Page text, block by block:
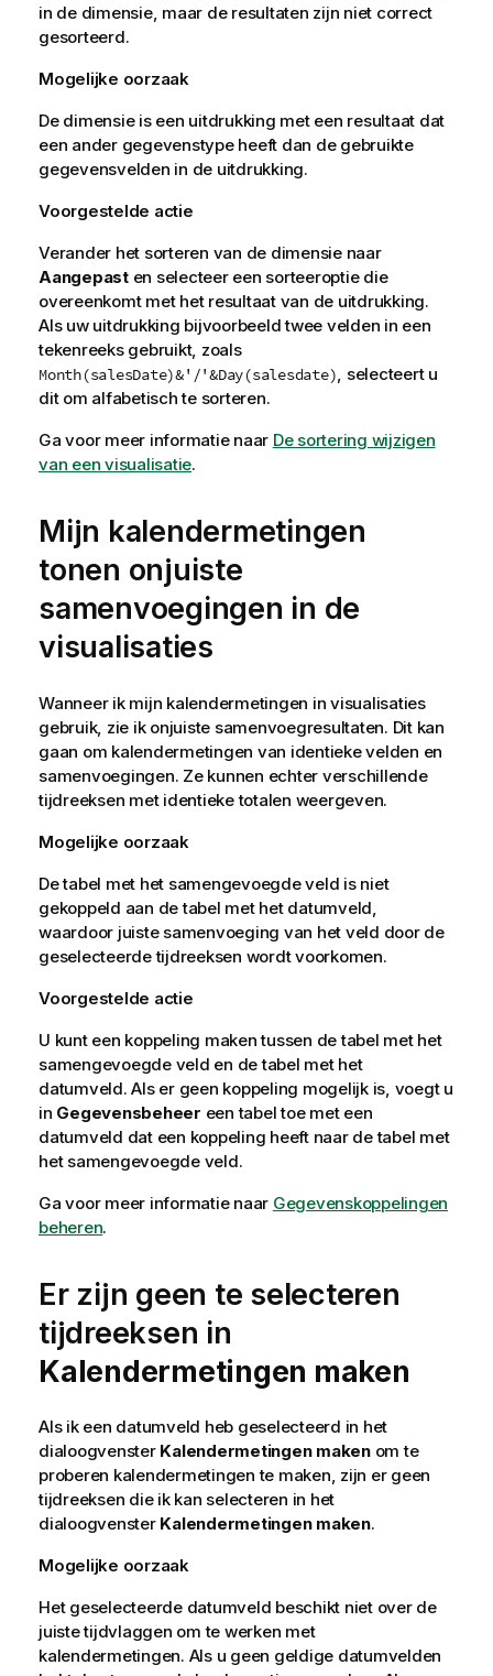
in de dimensie, maar de resultaten zijn niet correct
gesorteerd.
Mogelijke oorzaak
De dimensie is een uitdrukking met een resultaat dat
een ander gegevenstype heeft dan de gebruikte
gegevensvelden in de uitdrukking.
Voorgestelde actie
Verander het sorteren van de dimensie naar
Aangepasten selecteer een sorteeroptie die
overeenkomt met het resultaat van de uitdrukking.
Als uw uitdrukking bijvoorbeeld twee velden in een
tekenreeks gebruikt, zoals
Month(salesDate)&'/'&Day(salesdate), selecteert u
dit om alfabetisch te sorteren.
Ga voor meer informatie naar De sortering wijzigen
van een visualisatie.
Mijn kalendermetingen
tonen onjuiste
samenvoegingen in de
visualisaties
Wanneer ik mijn kalendermetingen in visualisaties
gebruik, zie ik onjuiste samenvoegresultaten. Dit kan
gaan om kalendermetingen van identieke velden en
samenvoegingen. Ze kunnen echter verschillende
tijdreeksen met identieke totalen weergeven.
Mogelijke oorzaak
De tabel met het samengevoegde veld is niet
gekoppeld aan de tabel met het datumveld,
waardoor juiste samenvoeging van het veld door de
geselecteerde tijdreeksen wordt voorkomen.
Voorgestelde actie
U kunt een koppeling maken tussen de tabel met het
samengevoegde veld en de tabel met het
datumveld. Als er geen koppeling mogelijk is, voegt u
in Gegevensbeheer een tabel toe met een
datumveld dat een koppeling heeft naar de tabel met
het samengevoegde veld.
Ga voor meer informatie naar Gegevenskoppelingen
beheren.
Er zijn geen te selecteren
tijdreeksen in
Kalendermetingen maken
Als ik een datumveld heb geselecteerd in het
dialoogvenster Kalendermetingen makenom te
proberen kalendermetingen te maken, zijn er geen
tijdreeksen die ik kan selecteren in het
dialoogvenster Kalendermetingen maken.
Mogelijke oorzaak
Het geselecteerde datumveld beschikt niet over de
juiste tijdvlaggen om te werken met
kalendermetingen. Als u geen geldige datumvelden